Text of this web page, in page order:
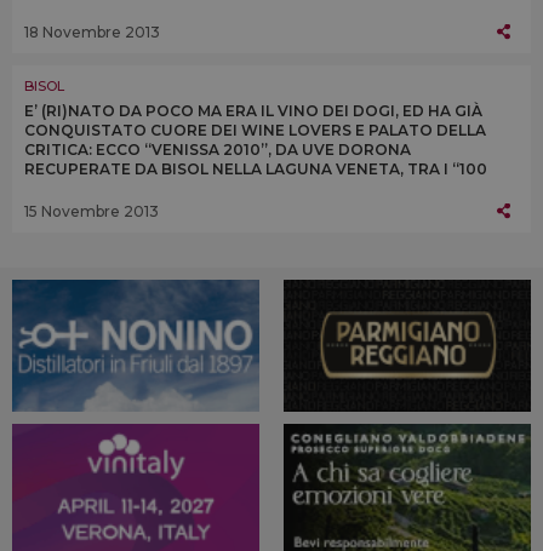
18 Novembre 2013
BISOL
E’ (RI)NATO DA POCO MA ERA IL VINO DEI DOGI, ED HA GIÀ
CONQUISTATO CUORE DEI WINE LOVERS E PALATO DELLA
CRITICA: ECCO “VENISSA 2010”, DA UVE DORONA
RECUPERATE DA BISOL NELLA LAGUNA VENETA, TRA I “100
15 Novembre 2013